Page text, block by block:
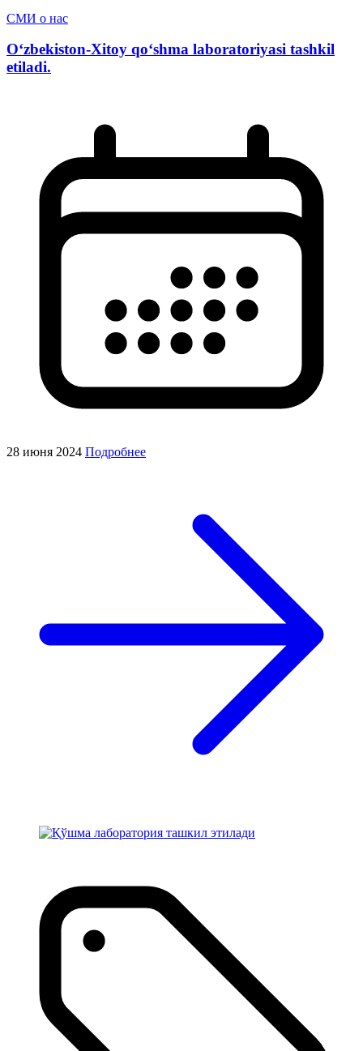
СМИ о нас
O‘zbekiston-Xitoy qo‘shma laboratoriyasi tashkil
etiladi.
28 июня 2024 Подробнее